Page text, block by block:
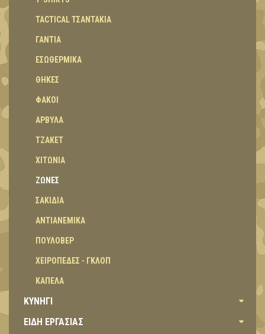
TACTICAL ΤΣΑΝΤΑΚΙΑ
ΓΑΝΤΙΑ
ΕΣΩΘΕΡΜΙΚΑ
ΘΗΚΕΣ
ΦΑΚΟΙ
ΑΡΒΥΛΑ
ΤΖΑΚΕΤ
ΧΙΤΩΝΙΑ
ΖΩΝΕΣ
ΣΑΚΙΔΙΑ
ΑΝΤΙΑΝΕΜΙΚΑ
ΠΟΥΛΟΒΕΡ
ΧΕΙΡΟΠΕΔΕΣ - ΓΚΛΟΠ
ΚΑΠΕΛΑ
ΚΥΝΗΓΙ
ΕΙΔΗ ΕΡΓΑΣΙΑΣ